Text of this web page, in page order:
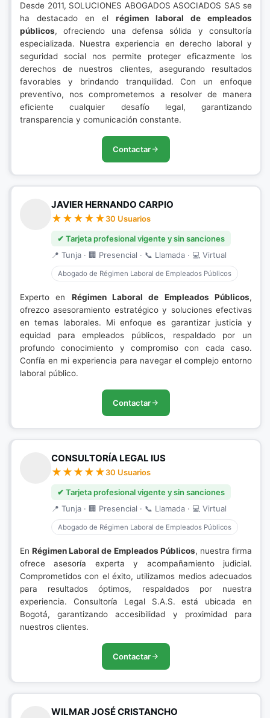
Desde 2011, SOLUCIONES ABOGADOS ASOCIADOS SAS se
ha destacado en el régimen laboral de empleados
públicos, ofreciendo una defensa sólida y consultoría
especializada. Nuestra experiencia en derecho laboral y
seguridad social nos permite proteger eficazmente los
derechos de nuestros clientes, asegurando resultados
favorables y brindando tranquilidad. Con un enfoque
preventivo, nos comprometemos a resolver de manera
eficiente cualquier desafío legal, garantizando
transparencia y comunicación constante.
Contactar
JAVIER HERNANDO CARPIO
30 Usuarios
✔ Tarjeta profesional vigente y sin sanciones
📍 Tunja · 🏢 Presencial · 📞 Llamada · 💻 Virtual
Abogado de Régimen Laboral de Empleados Públicos
Experto en Régimen Laboral de Empleados Públicos,
ofrezco asesoramiento estratégico y soluciones efectivas
en temas laborales. Mi enfoque es garantizar justicia y
equidad para empleados públicos, respaldado por un
profundo conocimiento y compromiso con cada caso.
Confía en mi experiencia para navegar el complejo entorno
laboral público.
Contactar
CONSULTORÍA LEGAL IUS
30 Usuarios
✔ Tarjeta profesional vigente y sin sanciones
📍 Tunja · 🏢 Presencial · 📞 Llamada · 💻 Virtual
Abogado de Régimen Laboral de Empleados Públicos
EnRégimen Laboral de Empleados Públicos, nuestra firma
ofrece asesoría experta y acompañamiento judicial.
Comprometidos con el éxito, utilizamos medios adecuados
para resultados óptimos, respaldados por nuestra
experiencia. Consultoría Legal S.A.S. está ubicada en
Bogotá, garantizando accesibilidad y proximidad para
nuestros clientes.
Contactar
WILMAR JOSÉ CRISTANCHO